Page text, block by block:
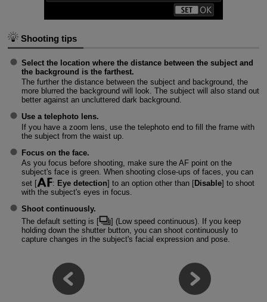
Shooting tips
Select the location where the distance between the subject and
the background is the farthest.
The further the distance between the subject and background, the
more blurred the background will look. The subject will also stand out
better against an uncluttered dark background.
Use a telephoto lens.
If you have a zoom lens, use the telephoto end to fill the frame with
the subject from the waist up.
Focus on the face.
As you focus before shooting, make sure the AF point on the
subject's face is green. When shooting close-ups of faces, you can
set [
: Eye detection] to an option other than [Disable] to shoot
with the subject's eyes in focus.
Shoot continuously.
The default setting is [
] (Low speed continuous). If you keep
holding down the shutter button, you can shoot continuously to
capture changes in the subject's facial expression and pose.